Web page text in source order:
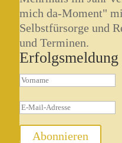
mich da-Moment"
Selbstfürsorge und
und Terminen.
Erfolgsmeldung
Abonnieren